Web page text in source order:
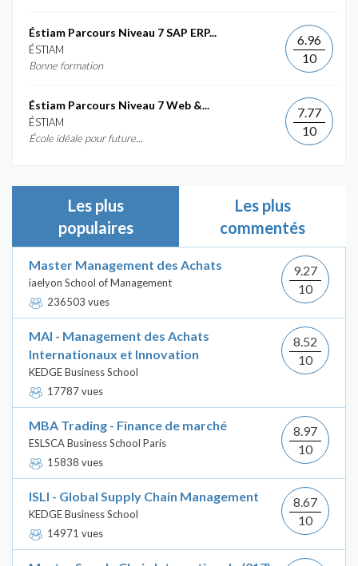
Éstiam Parcours Niveau 7 SAP ERP...
ÉSTIAM
Bonne formation
6.96
10
Éstiam Parcours Niveau 7 Web &...
ÉSTIAM
École idéale pour future...
7.77
10
Les plus
populaires
Les plus
commentés
Master Management des Achats
iaelyon School of Management
236503 vues
9.27
10
MAI - Management des Achats
Internationaux et Innovation
KEDGE Business School
17787 vues
8.52
10
MBA Trading - Finance de marché
ESLSCA Business School Paris
15838 vues
8.97
10
ISLI - Global Supply Chain Management
KEDGE Business School
14971 vues
8.67
10